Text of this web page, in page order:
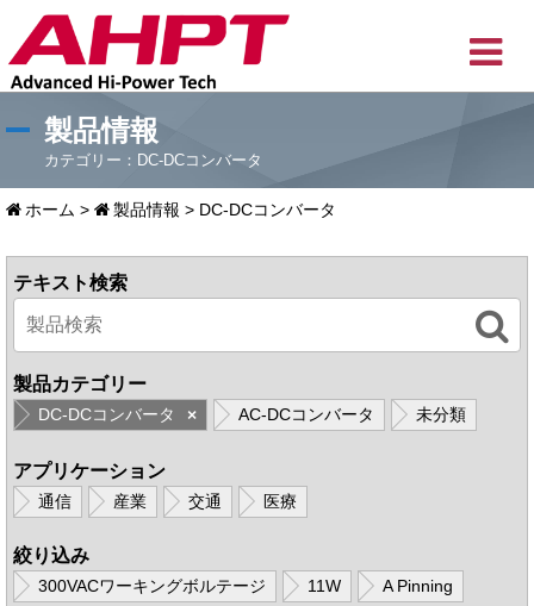
製品情報
カテゴリー：DC-DCコンバータ
ホーム > 製品情報 > DC-DCコンバータ
テキスト検索
製品カテゴリー
DC-DCコンバータ × AC-DCコンバータ 未分類
アプリケーション
通信 産業 交通 医療
絞り込み
300VACワーキングボルテージ 11W
A Pinning